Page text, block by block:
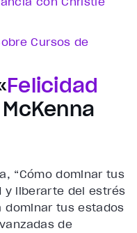
Cursos de
Felicidad
“Cómo dominar tus
y liberarte del estrés
dominar tus estados
de